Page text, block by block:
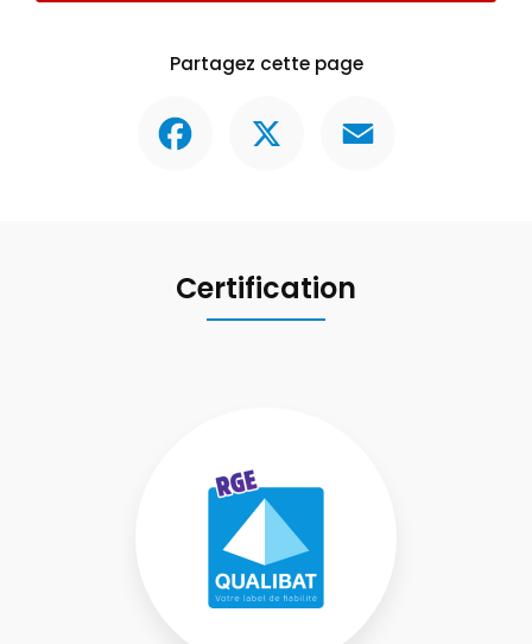
Partagez cette page
Certification